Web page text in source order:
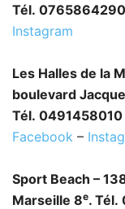
Tél. 0765864290
Instagram
Les Halles de la
boulevard
Tél. 0491458010
Facebook –
Sport Beach –
Marseille 8e. Tél.